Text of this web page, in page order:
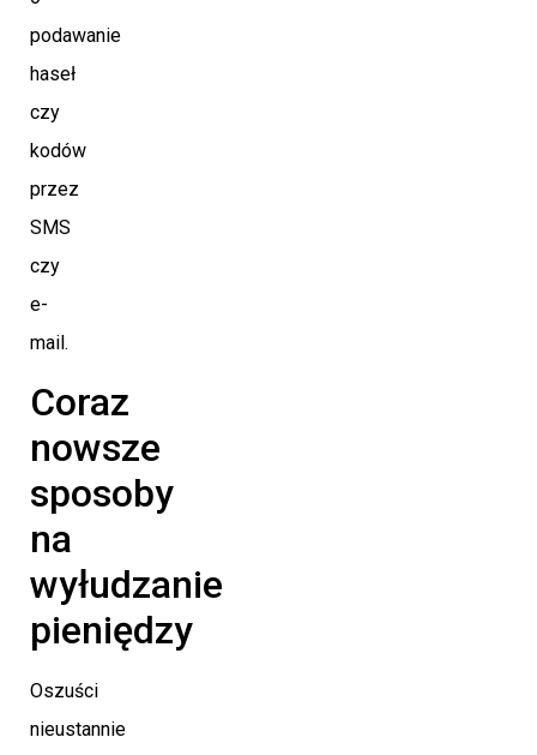
podawanie
haseł
czy
kodów
przez
SMS
czy
e-
mail.
Coraz
nowsze
sposoby
na
wyłudzanie
pieniędzy
Oszuści
nieustannie